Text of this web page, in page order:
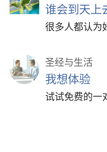
谁会到天上
很多人都认为
圣经与生活
我想体验
试试免费的一